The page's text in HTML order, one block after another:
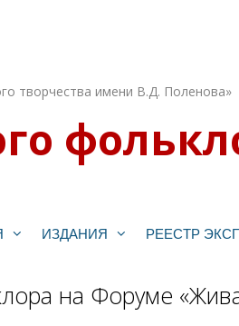
творчества имени В.Д. Поленова»
ИЗДАНИЯ РЕЕСТР
на Форуме